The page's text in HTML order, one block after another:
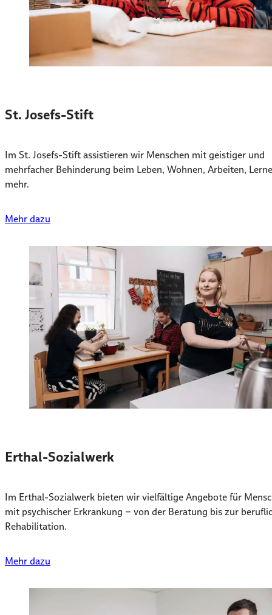
St. Josefs-Stift
Im St. Josefs-Stift assistieren wir Menschen mit geistiger und
mehrfacher Behinderung beim Leben, Wohnen, Arbeiten,
mehr.
Mehr dazu
Erthal-Sozialwerk
Im Erthal-Sozialwerk bieten wir vielfältige Angebote für
mit psychischer Erkrankung – von der Beratung bis zur
Rehabilitation.
Mehr dazu